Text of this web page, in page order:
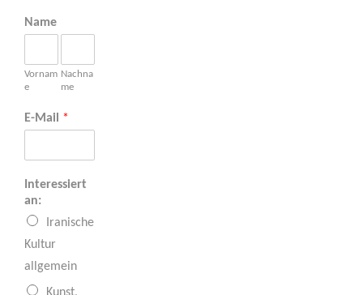
Name
Vornam
e
Nachna
me
E-Mail *
Interessiert
an:
Iranische
Kultur
allgemein